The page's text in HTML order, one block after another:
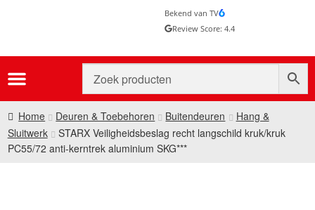
Bekend van TV
Review Score: 4.4
Home Deuren & Toebehoren Buitendeuren
Hang &
Sluitwerk
STARX Veiligheidsbeslag recht langschild kruk/kruk
PC55/72 anti-kerntrek aluminium SKG***